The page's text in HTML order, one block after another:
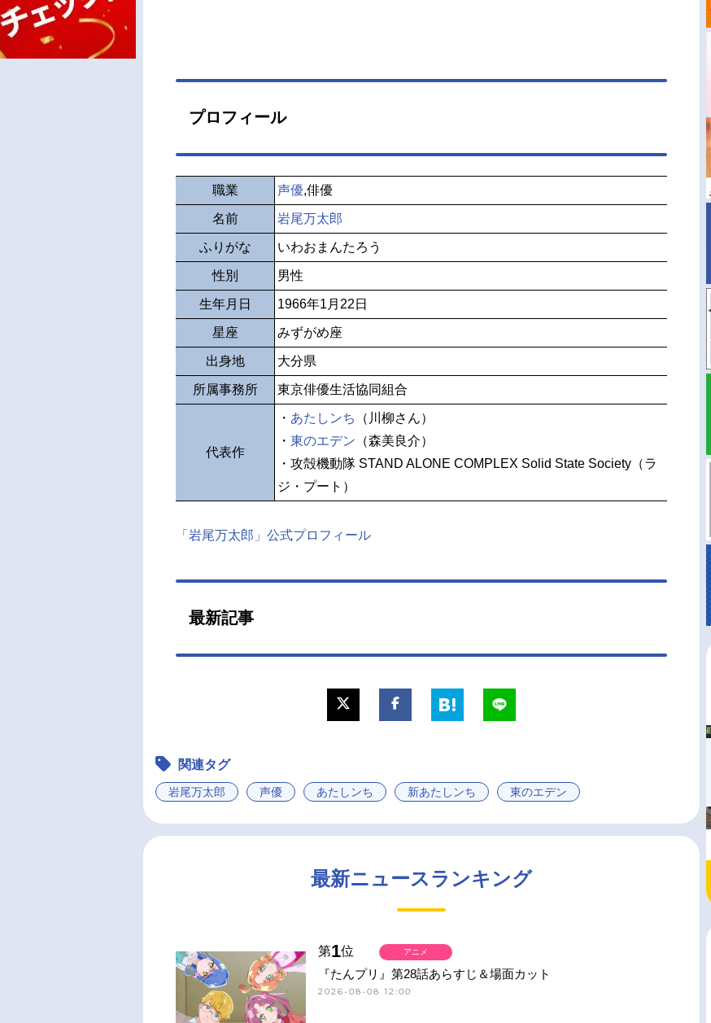
プロフィール
職業 声優,俳優
名前 岩尾万太郎
ふりがな いわおまんたろう
性別 男性
生年月日 1966年1月22日
星座 みずがめ座
出身地 大分県
所属事務所 東京俳優生活協同組合
代表作
・ あたしンち
（川柳さん）
・ 東のエデン （森美良介）
・攻殻機動隊 STAND ALONE COMPLEX Solid State Society（ラ
ジ・プート）
「岩尾万太郎」公式プロフィール
最新記事
関連タグ
岩尾万太郎 声優 あたしンち 新あたしンち 東のエデン
最新ニュースランキング
第1位
『たんプリ』第28話あらすじ＆場面カット
2026-08-08 12:00
アニメ
TVアニメ『戦隊大失格』